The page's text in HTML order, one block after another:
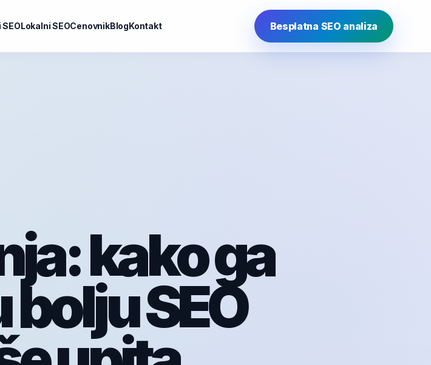
Lokalni SEOCenovnikBlogKontakt Besplatna SEO analiza
kako ga
SEO